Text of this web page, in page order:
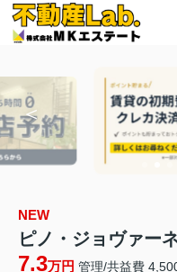
NEW
ピノ・ジョヴァー
7.3万円 管理/共益費